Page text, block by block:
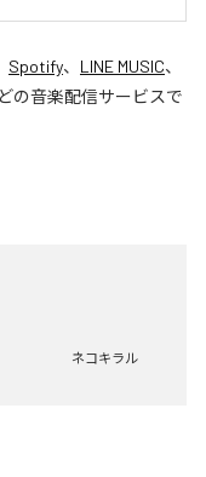
Spotify、 LINE MUSIC、
の音楽配信サービスで
ネコキラル